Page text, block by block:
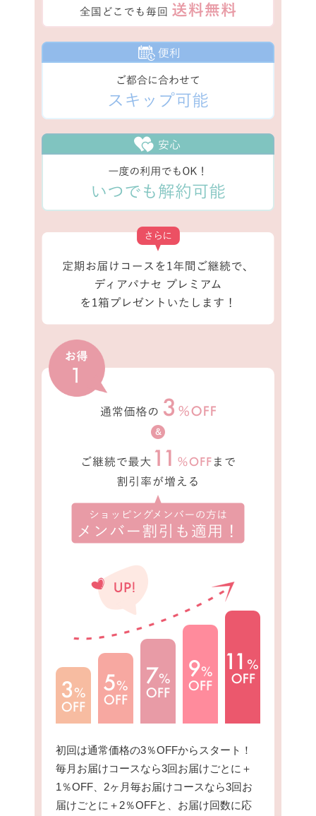
初回は通常価格の3％OFFからスタート！
毎月お届けコースなら3回お届けごとに＋
1％OFF、2ヶ月毎お届けコースなら3回お
届けごとに＋2％OFFと、お届け回数に応